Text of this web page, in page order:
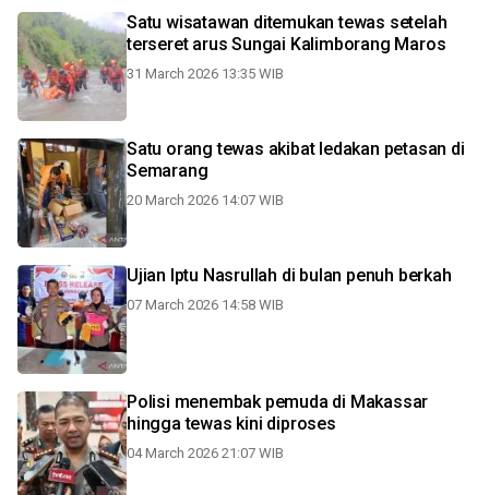
Satu wisatawan ditemukan tewas setelah
terseret arus Sungai Kalimborang Maros
31 March 2026 13:35 WIB
Satu orang tewas akibat ledakan petasan di
Semarang
20 March 2026 14:07 WIB
Ujian Iptu Nasrullah di bulan penuh berkah
07 March 2026 14:58 WIB
Polisi menembak pemuda di Makassar
hingga tewas kini diproses
04 March 2026 21:07 WIB